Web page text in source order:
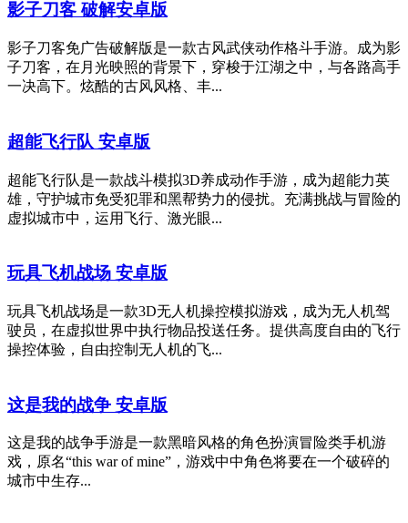
影子刀客 破解安卓版
影子刀客免广告破解版是一款古风武侠动作格斗手游。成为影
子刀客，在月光映照的背景下，穿梭于江湖之中，与各路高手
一决高下。炫酷的古风风格、丰...
超能飞行队 安卓版
超能飞行队是一款战斗模拟3D养成动作手游，成为超能力英
雄，守护城市免受犯罪和黑帮势力的侵扰。充满挑战与冒险的
虚拟城市中，运用飞行、激光眼...
玩具飞机战场 安卓版
玩具飞机战场是一款3D无人机操控模拟游戏，成为无人机驾
驶员，在虚拟世界中执行物品投送任务。提供高度自由的飞行
操控体验，自由控制无人机的飞...
这是我的战争 安卓版
这是我的战争手游是一款黑暗风格的角色扮演冒险类手机游
戏，原名“this war of mine”，游戏中中角色将要在一个破碎的
城市中生存...